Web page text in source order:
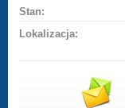
Stan:
Lokalizacja: